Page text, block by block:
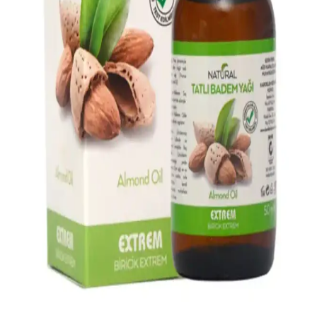
Katran sabunu, doğal içeriklerle üretilmiş, cilt ve saç sağlığını
destekleyen geleneksel bir ürün olup, akne, egzama ve kepek gibi
sorunlara doğal çözümler sunar.
Acı Badem Yağı ile Saç Sağlığını Destekleyen Doğal
Bakım Yöntemleri
Acı badem yağı, saçları güçlendiren, dökülmeyi azaltan ve parlaklık
kazandıran doğal bir saç bakım ürünüdür. Doğru kullanım ve dikkat
edilmesi gerekenler ile sağlıklı saçlara ulaşmak mümkün.
Marketlerde En Çok Tercih Edilen Bakım Ürünleri
Analizi ve Tüketici Tercihleri
Marketlerde en çok tercih edilen bakım ürünleri arasında temizlik,
cilt ve saç bakım ürünleri bulunur. Bu ürünler, hijyen ve kişisel
bakımın temel unsurlarıdır ve geniş tüketici kitlesi tarafından
Saç Uzatan Yağlar: Doğal İçeriklerle Saç Uzama ve
Güçlendirme Yöntemleri